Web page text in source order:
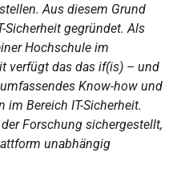
Aus diesem Grund
Sicherheit gegründet. Als
Hochschule im
verfügt das das if(is) – und
Know-how und
im Bereich IT-Sicherheit.
Forschung sichergestellt,
unabhängig